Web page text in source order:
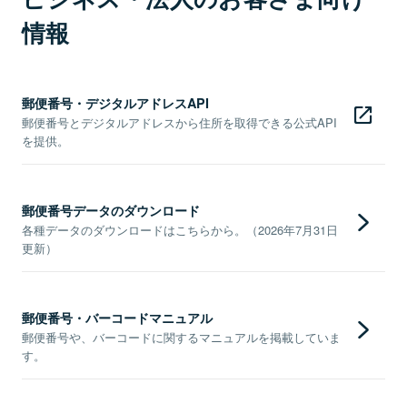
情報
郵便番号・デジタルアドレスAPI
郵便番号とデジタルアドレスから住所を取得できる公式API
を提供。
郵便番号データのダウンロード
各種データのダウンロードはこちらから。（2026年7月31日
更新）
郵便番号・バーコードマニュアル
郵便番号や、バーコードに関するマニュアルを掲載していま
す。